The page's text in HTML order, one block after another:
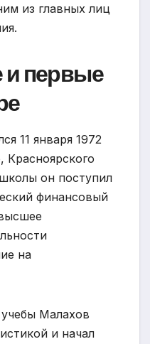
из главных лиц
и первые
11 января 1972
Красноярского
он поступил
финансовый
на
Малахов
и начал